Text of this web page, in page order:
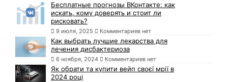
Бесплатные прогнозы ВКонтакте: как
искать, кому доверять и стоит ли
рисковать?
9 июля, 2025 Комментариев нет
Как выбрать лучшие лекарства для
лечения дисбактериоза
6 ноября, 2024 Комментариев нет
Як обрати та купити вейп своєї мрії в
2024 році